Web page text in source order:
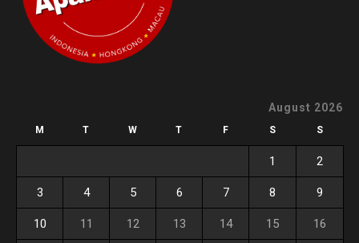
August 2026
M T W T F S S
1 2
3 4 5 6 7 8 9
10 11 12 13 14 15 16